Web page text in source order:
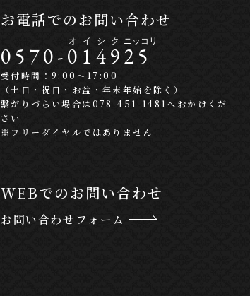
お電話でのお問い合わせ
0570-0 1 4925
受付時間：9:00〜17:00
（土日・祝日・お盆・年末年始を除く）
繋がりづらい場合は078-451-1481へおかけくだ
さい
※フリーダイヤルではありません
WEBでのお問い合わせ
お問い合わせフォーム